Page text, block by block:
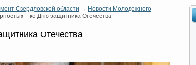
Свердловской области → Новости Молодежного
– ко Дню защитника Отечества
Отечества